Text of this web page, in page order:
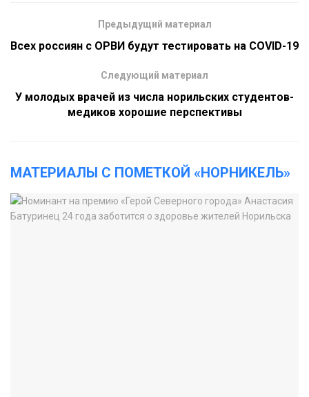
Предыдущий материал
Всех россиян с ОРВИ будут тестировать на COVID-19
Следующий материал
У молодых врачей из числа норильских студентов-
медиков хорошие перспективы
МАТЕРИАЛЫ С ПОМЕТКОЙ «НОРНИКЕЛЬ»